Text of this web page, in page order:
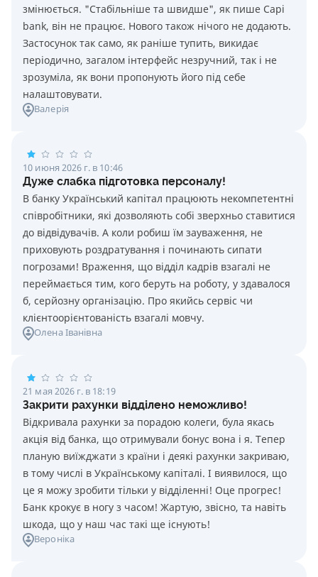
змінюється. "Стабільніше та швидше", як пише Capi
bank, він не працює. Нового також нічого не додають.
Застосунок так само, як раніше тупить, викидає
періодично, загалом інтерфейс незручний, так і не
зрозуміла, як вони пропонують його під себе
налаштовувати.
Валерія
10 июня 2026 г. в 10:46
Дуже слабка підготовка персоналу!
В банку Український капітал працюють некомпетентні
співробітники, які дозволяють собі зверхньо ставитися
до відвідувачів. А коли робиш їм зауваження, не
приховують роздратування і починають сипати
погрозами! Враження, що відділ кадрів взагалі не
переймається тим, кого беруть на роботу, у здавалося
б, серйозну організацію. Про якийсь сервіс чи
клієнтоорієнтованість взагалі мовчу.
Олена Іванівна
21 мая 2026 г. в 18:19
Закрити рахунки відділено неможливо!
Відкривала рахунки за порадою колеги, була якась
акція від банка, що отримували бонус вона і я. Тепер
планую виїжджати з країни і деякі рахунки закриваю,
в тому числі в Українському капіталі. І виявилося, що
це я можу зробити тільки у відділенні! Оце прогрес!
Банк крокує в ногу з часом! Жартую, звісно, та навіть
шкода, що у наш час такі ще існують!
Вероніка